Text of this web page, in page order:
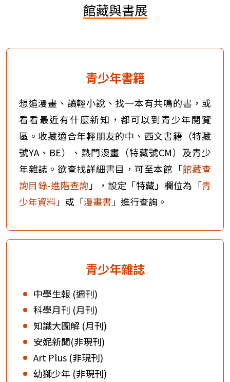
館藏與書展
青少年書籍
想追漫畫、讀輕小說、找一本有共鳴的書，或
看看最近有什麼新知，都可以到青少年閱覽
區。收藏適合年輕朋友的中、西文書籍（特藏
號YA、BE）、熱門漫畫（特藏號CM）及青少
年雜誌。欲查找詳細書目，可至本館「館藏查
詢目錄-進階查詢」，設定「特藏」欄位為「青
少年資料」或「漫畫書」進行查詢。
青少年雜誌
中學生報 (週刊)
科學月刊 (月刊)
知識大圖解 (月刊)
安妮新聞(非現刊)
Art Plus (非現刊)
幼獅少年 (非現刊)